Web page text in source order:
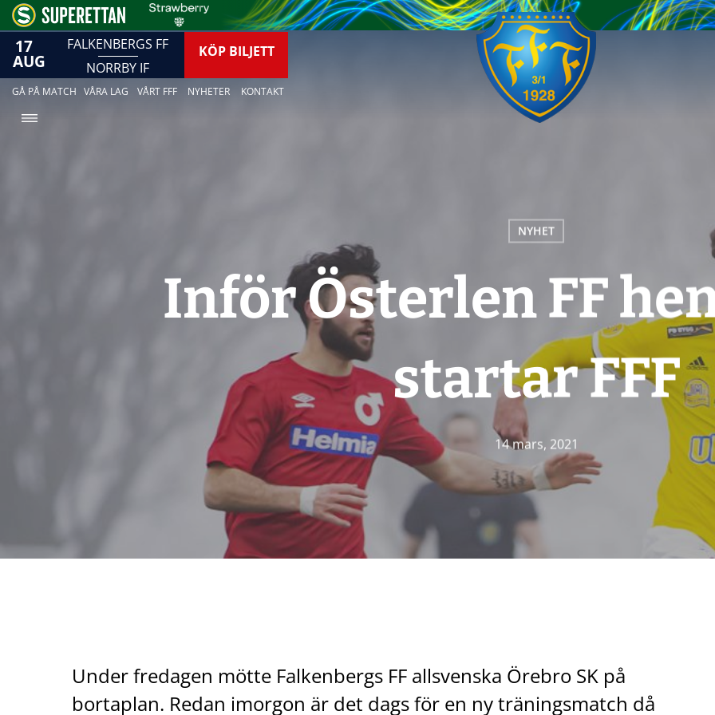
17
AUG
FALKENBERGS FF
NORRBY IF
KÖP BILJETT
GÅ PÅ MATCH VÅRA LAG VÅRT FFF NYHETER KONTAKT
NYHET
Inför Österlen FF
startar FFF
14 mars, 2021
Under fredagen mötte Falkenbergs FF allsvenska Örebro SK på
bortaplan. Redan imorgon är det dags för en ny träningsmatch då